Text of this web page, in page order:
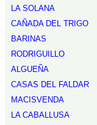
LA SOLANA
CAÑADA DEL TRIGO
BARINAS
RODRIGUILLO
ALGUEÑA
CASAS DEL FALDAR
MACISVENDA
LA CABALLUSA